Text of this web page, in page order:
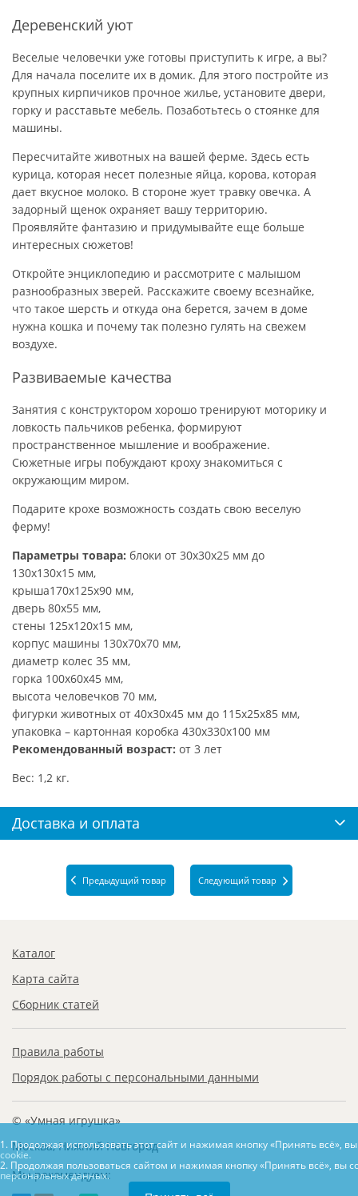
Деревенский уют
Веселые человечки уже готовы приступить к игре, а вы?
Для начала поселите их в домик. Для этого постройте из
крупных кирпичиков прочное жилье, установите двери,
горку и расставьте мебель. Позаботьтесь о стоянке для
машины.
Пересчитайте животных на вашей ферме. Здесь есть
курица, которая несет полезные яйца, корова, которая
дает вкусное молоко. В стороне жует травку овечка. А
задорный щенок охраняет вашу территорию.
Проявляйте фантазию и придумывайте еще больше
интересных сюжетов!
Откройте энциклопедию и рассмотрите с малышом
разнообразных зверей. Расскажите своему всезнайке,
что такое шерсть и откуда она берется, зачем в доме
нужна кошка и почему так полезно гулять на свежем
воздухе.
Развиваемые качества
Занятия с конструктором хорошо тренируют моторику и
ловкость пальчиков ребенка, формируют
пространственное мышление и воображение.
Сюжетные игры побуждают кроху знакомиться с
окружающим миром.
Подарите крохе возможность создать свою веселую
ферму!
Параметры товара: блоки от 30х30х25 мм до
130х130х15 мм,
крыша170х125х90 мм,
дверь 80х55 мм,
стены 125х120х15 мм,
корпус машины 130х70х70 мм,
диаметр колес 35 мм,
горка 100х60х45 мм,
высота человечков 70 мм,
фигурки животных от 40х30х45 мм до 115х25х85 мм,
упаковка – картонная коробка 430х330х100 мм
Рекомендованный возраст: от 3 лет
Вес: 1,2 кг.
Доставка и оплата
Предыдущий товар Следующий товар
Каталог
Карта сайта
Сборник статей
Правила работы
Порядок работы с персональными данными
© «Умная игрушка»
Москва, Нижний Новгород
Мы рекомендуем:
1. Продолжая использовать этот сайт и нажимая кнопку «Принять всё»,
cookie.
2. Продолжая пользоваться сайтом и нажимая кнопку «Принять всё», вы
персональных данных.